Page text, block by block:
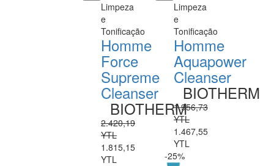
Limpeza
e
Tonificação
Homme
Force
Supreme
Cleanser
BIOTHERM
2.420,19
YTL
1.815,15
YTL
Limpeza
e
Tonificação
Homme
Aquapower
Cleanser
BIOTHERM
1.956,73
YTL
1.467,55
YTL
-25%